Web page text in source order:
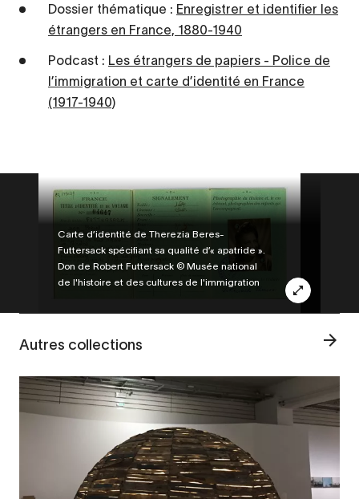
Dossier thématique : Enregistrer et identifier les
étrangers en France, 1880-1940
Podcast : Les étrangers de papiers - Police de
l’immigration et carte d’identité en France
(1917-1940)
Legende
Carte d’identité de Therezia Beres-
Futtersack spécifiant sa qualité d’« apatride ».
Don de Robert Futtersack © Musée national
de l'histoire et des cultures de l'immigration
Autres collections